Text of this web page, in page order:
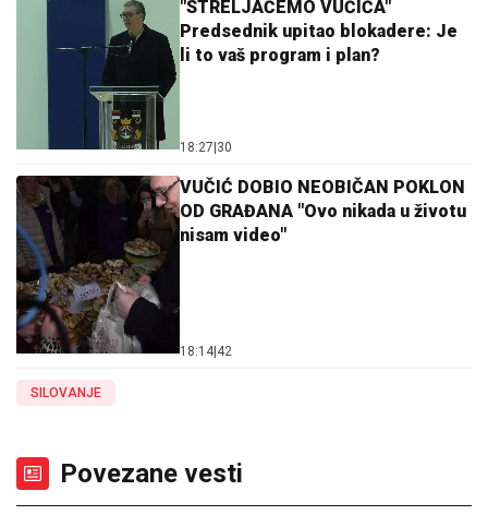
"STRELJAĆEMO VUČIĆA"
Predsednik upitao blokadere: Je
li to vaš program i plan?
18:27 30
VUČIĆ DOBIO NEOBIČAN POKLON
OD GRAĐANA "Ovo nikada u životu
nisam video"
18:14 42
SILOVANJE
Povezane vesti